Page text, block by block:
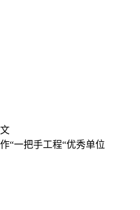
“一把手工程“优秀单位